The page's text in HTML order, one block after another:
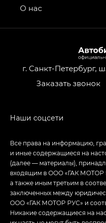
привод — GB AWD,
Джи Ти — GT, Джи
Джи Икс ПРЕМИУМ
LOUNGE
Empow — Эмпау
г. Санкт-Петербург,
Заказать звонок
О нас
Все права на информацию,
и иные содержащиеся на
(далее — материалы),
входящим в ООО «ГАК МОТОР
а также иным третьим в
заключенных между
ООО «ГАК МОТОР РУС» и
Никакие содержащиеся на